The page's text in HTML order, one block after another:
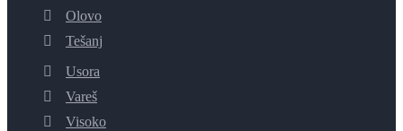
Olovo
Tešanj
Usora
Vareš
Visoko